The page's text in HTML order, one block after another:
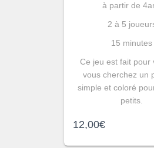
à partir de
2 à 5
15 minutes
Ce jeu est fait pour
vous cherchez un
simple et coloré
petits.
12,00€